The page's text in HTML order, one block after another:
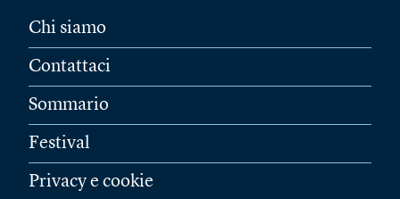
Chi siamo
Contattaci
Sommario
Festival
Privacy e cookie